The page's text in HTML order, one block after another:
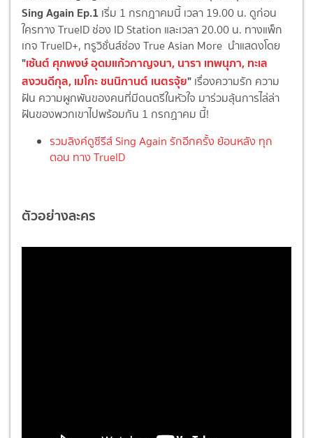
Sing Again Ep.1 เริ่ม 1 กรกฎาคมนี้ เวลา 19.00 น. ดูก่อน
ใครทาง TrueID ช่อง ID Station และเวลา 20.00 น. ทางแพ็ก
เกจ TrueID+, ทรูวิชั่นส์ช่อง True Asian More นำแสดงโดย
"เซ้นต์ ศุภพงษ์ อุดมแก้วกาญจนา,นารา เทพนุภา,ทะเล
สงวนดีกุล,เมโกะ ชนนิกานต์ เนตรจุ้ย" เรื่องความรัก ความ
ฝัน ความผูกพันของคนที่มีดนตรีในหัวใจ มาร่วมลุ้นการไล่ล่า
ฝันของพวกเขาไปพร้อมกัน 1 กรกฏาคม นี้!
รวมลิงค์ดูซีรีส์ Sing Again รักอีกครั้ง ย้อนหลัง ทุก
ตอน ทาง TrueID
ตัวอย่างละคร